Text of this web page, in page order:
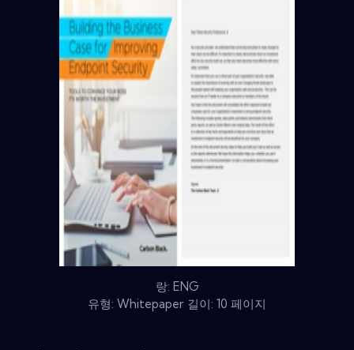
랑: ENG
유형: Whitepaper 길이: 10 페이지